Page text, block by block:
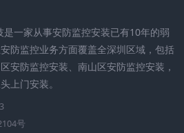
一家从事安防监控安装已有10年的弱
防监控业务方面覆盖全深圳区域，包括
安防监控安装、南山区安防监控安装，
上门安装。
号